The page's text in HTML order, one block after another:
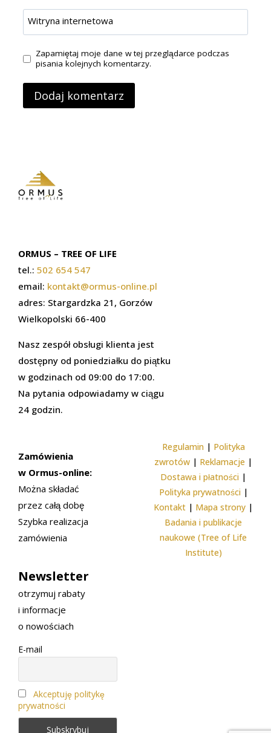
Witryna internetowa
Zapamiętaj moje dane w tej przeglądarce podczas
pisania kolejnych komentarzy.
ORMUS – TREE OF LIFE
tel.: 502 654 547
email: kontakt@ormus-online.pl
adres: Stargardzka 21, Gorzów
Wielkopolski 66-400
Nasz zespół obsługi klienta jest
dostępny od poniedziałku do piątku
w godzinach od 09:00 do 17:00.
Na pytania odpowiadamy w ciągu
24 godzin.
Zamówienia
w Ormus-online:
Można składać
przez całą dobę
Szybka realizacja
zamówienia
Newsletter
otrzymuj rabaty
i informacje
o nowościach
E-mail
Akceptuję politykę
prywatności
Regulamin| Polityka
zwrotów | Reklamacje |
Dostawa i płatności |
Polityka prywatności|
Kontakt | Mapa strony |
Badania i publikacje
naukowe (Tree of Life
Institute)